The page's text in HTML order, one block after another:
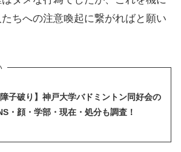
ちへの注意喚起に繋がればと願い
障子破り】神戸大学バドミントン同好会の
・顔・学部・現在・処分も調査！